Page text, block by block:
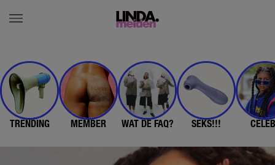
TRENDING MEMBER WAT DE FAQ? SEKS!!!